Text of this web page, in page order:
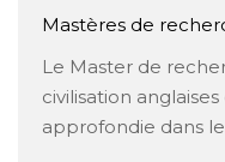
Mastères de
Le Master de
civilisation
approfondie dans